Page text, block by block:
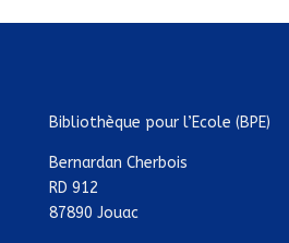
Bibliothèque pour l’Ecole (BPE)
Bernardan Cherbois
RD 912
87890 Jouac